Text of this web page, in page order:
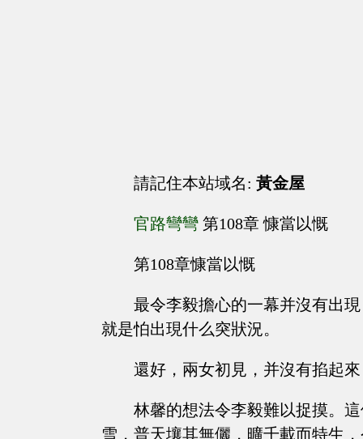
請記住本站域名: 黃金屋
官路彎彎 第108章 慷當以慨
第108章慷當以慨
最令李毅擔心的一幕并沒有出
就是怕出現什么突狀況。
還好，兩女初見，并沒有掐起
林馨的想法令李毅難以捉摸。
雪，普天壤其無儷，曠千載而特生